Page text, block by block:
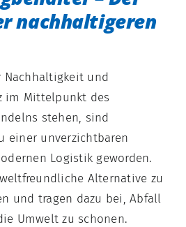
nachhaltigeren
und
im Mittelpunkt des
stehen, sind
einer unverzichtbaren
Logistik geworden.
Alternative zu
und tragen dazu bei, Abfall
Umwelt zu schonen.